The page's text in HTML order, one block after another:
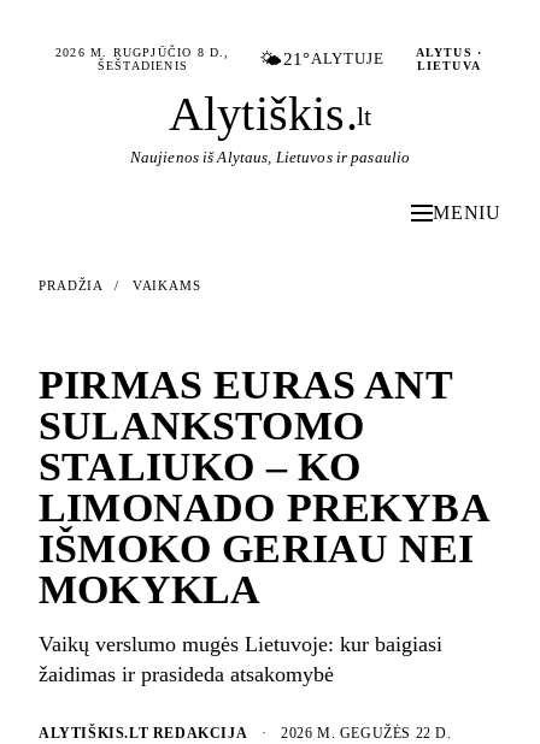
2026 M. RUGPJŪČIO 8 D.,
ŠEŠTADIENIS
🌤️21°ALYTUJE
ALYTUS ·
LIETUVA
Alytiškis.lt
Naujienos iš Alytaus, Lietuvos ir pasaulio
MENIU
PRADŽIA / VAIKAMS
PIRMAS EURAS ANT
SULANKSTOMO
STALIUKO – KO
LIMONADO PREKYBA
IŠMOKO GERIAU NEI
MOKYKLA
Vaikų verslumo mugės Lietuvoje: kur baigiasi
žaidimas ir prasideda atsakomybė
ALYTIŠKIS.LT REDAKCIJA · 2026 M. GEGUŽĖS 22 D.